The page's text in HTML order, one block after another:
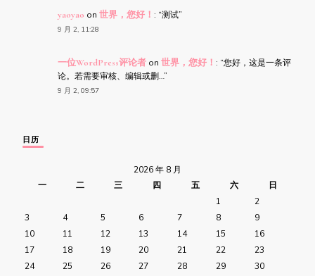
yaoyao on 世界，您好！ : “测试”
9 月 2, 11:28
一位WordPress评论者 on 世界，您好！ : “您好，这是一条评
论。若需要审核、编辑或删…”
9 月 2, 09:57
日历
2026 年 8 月
一
二 三 四 五 六
日
1
2
3
4 5 6 7 8
9
10
11 12 13 14 15
16
17
18 19 20 21 22
23
24
25 26 27 28 29
30